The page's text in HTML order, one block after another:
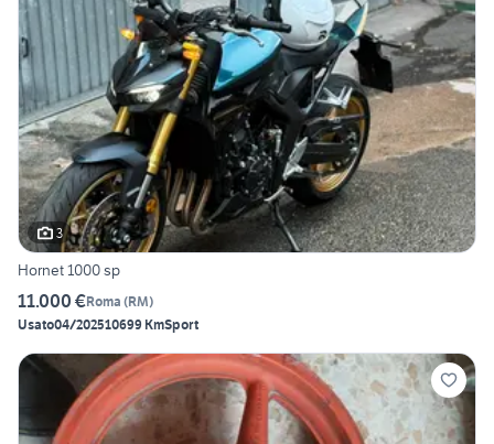
3
Hornet 1000 sp
11.000 €Roma (RM)
Usato04/202510699 KmSport